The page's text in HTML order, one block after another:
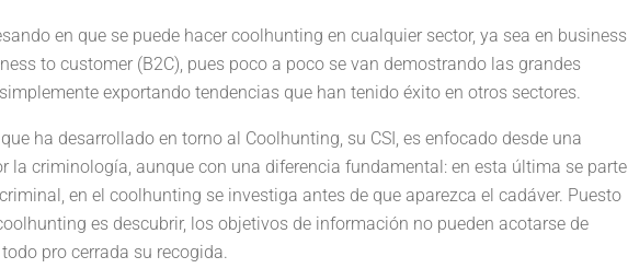
en que se puede hacer coolhunting en cualquier sector, ya sea en business
to customer (B2C), pues poco a poco se van demostrando las grandes
exportando tendencias que han tenido éxito en otros sectores.
ha desarrollado en torno al Coolhunting, su CSI, es enfocado desde una
la criminología, aunque con una diferencia fundamental: en esta última se parte
en el coolhunting se investiga antes de que aparezca el cadáver. Puesto
es descubrir, los objetivos de información no pueden acotarse de
pro cerrada su recogida.